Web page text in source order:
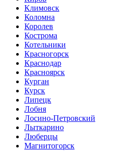
Климовск
Коломна
Королев
Кострома
Котельники
Красногорск
Краснодар
Красноярск
Курган
Курск
Липецк
Лобня
Лосино-Петровский
Лыткарино
Люберцы
Магнитогорск